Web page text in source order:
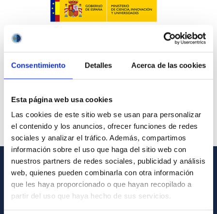
Consentimiento Detalles Acerca de las cookies
Esta página web usa cookies
Las cookies de este sitio web se usan para personalizar
el contenido y los anuncios, ofrecer funciones de redes
sociales y analizar el tráfico. Además, compartimos
información sobre el uso que haga del sitio web con
nuestros partners de redes sociales, publicidad y análisis
web, quienes pueden combinarla con otra información
que les haya proporcionado o que hayan recopilado a
partir del uso que haya hecho de sus servicios.
GENERAL INFORMATION
Contact
How to get to the IAC